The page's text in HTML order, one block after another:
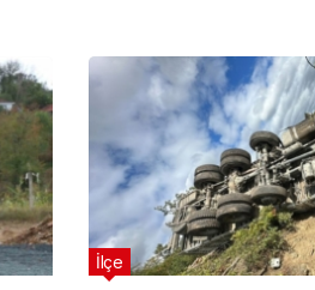
İlçe